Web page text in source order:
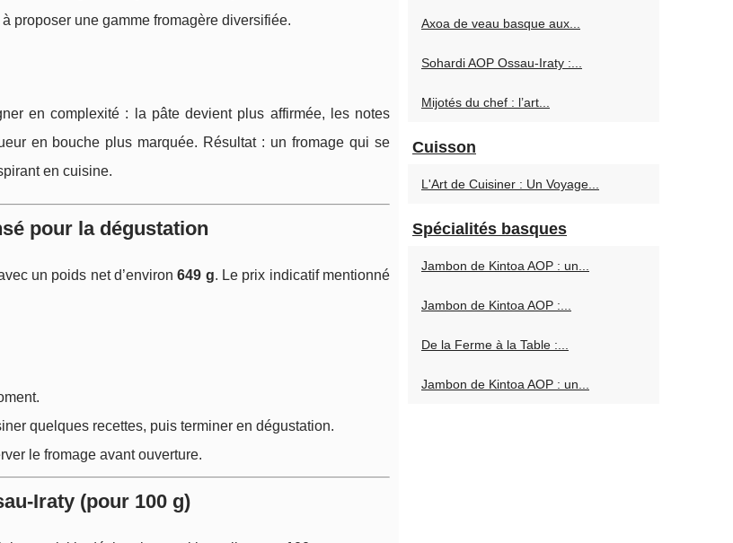
proposer une gamme fromagère diversifiée.
en complexité : la pâte devient plus affirmée, les notes
en bouche plus marquée. Résultat : un fromage qui se
en cuisine.
pour la dégustation
un poids net d’environ649 g. Le prix indicatif mentionné
quelques recettes, puis terminer en dégustation.
le fromage avant ouverture.
(pour 100 g)
Axoa de veau basque aux...
Sohardi AOP Ossau‑Iraty :...
Mijotés du chef : l’art...
Cuisson
L'Art de Cuisiner : Un Voyage...
Spécialités basques
Jambon de Kintoa AOP : un...
Jambon de Kintoa AOP :...
De la Ferme à la Table :...
Jambon de Kintoa AOP : un...